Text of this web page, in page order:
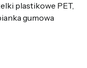
plastikowe PET,
gumowa